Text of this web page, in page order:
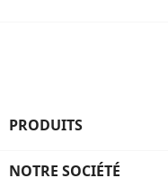
PRODUITS
NOTRE SOCIÉTÉ